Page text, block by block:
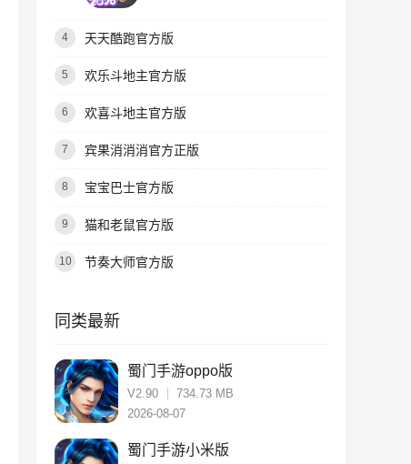
4 天天酷跑官方版
5 欢乐斗地主官方版
6 欢喜斗地主官方版
7 宾果消消消官方正版
8 宝宝巴士官方版
9 猫和老鼠官方版
10 节奏大师官方版
同类最新
蜀门手游oppo版
V2.90
734.73 MB
2026-08-07
蜀门手游小米版